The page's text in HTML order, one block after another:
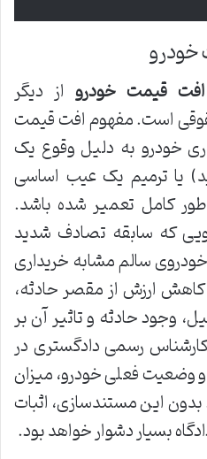
قیمت خودرو از دیگر
است. مفهوم افت قیمت
خودرو به دلیل وقوع یک
یا ترمیم یک عیب اساسی
کامل تعمیر شده باشد.
که سابقه تصادف شدید
خودروی سالم مشابه خریداری
ارزش از مقصر حادثه،
وجود حادثه و تاثیر آن بر
رسمی دادگستری در
و وضعیت فعلی خودرو، میزان
این مستندسازی، اثبات
بسیار دشوار خواهد بود.